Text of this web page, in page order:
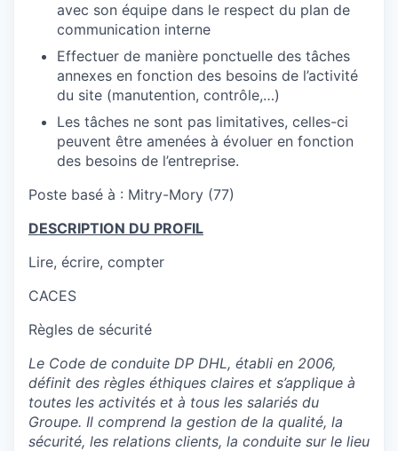
avec son équipe dans le respect du plan de
communication interne
Effectuer de manière ponctuelle des tâches
annexes en fonction des besoins de l’activité
du site (manutention, contrôle,…)
Les tâches ne sont pas limitatives, celles-ci
peuvent être amenées à évoluer en fonction
des besoins de l’entreprise.
Poste basé à : Mitry-Mory (77)
DESCRIPTION DU PROFIL
Lire, écrire, compter
CACES
Règles de sécurité
Le Code de conduite DP DHL, établi en 2006,
définit des règles éthiques claires et s’applique à
toutes les activités et à tous les salariés du
Groupe. Il comprend la gestion de la qualité, la
sécurité, les relations clients, la conduite sur le lieu